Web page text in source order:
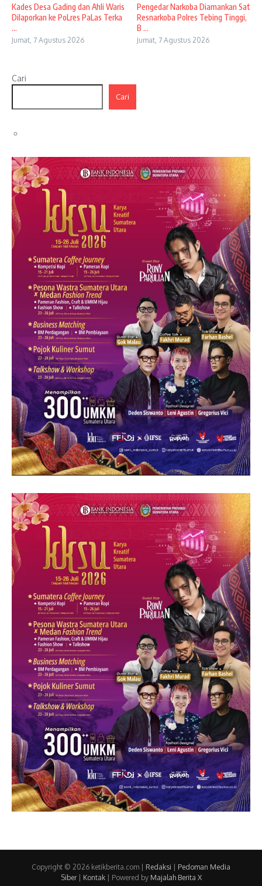
Kades Desa Gading dan Ahli Waris
Dilaporkan ke PoLres PaLas Terka
...
Jumat, 7 Agustus 2026
Pengedar Narkoba Diamankan Sat
Resnarkoba Polres Tebing Tinggi,
B ...
Jumat, 7 Agustus 2026
Cari
Cari
Copyright © 2026 ketikberita.com | Redaksi
Pedoman Media
Siber| Kontak| Powered by Majalah Berita X